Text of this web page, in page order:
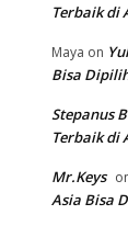
Terbaik di
Maya on
Bisa
Stepanus
Terbaik di
Mr.Keys
Asia Bisa